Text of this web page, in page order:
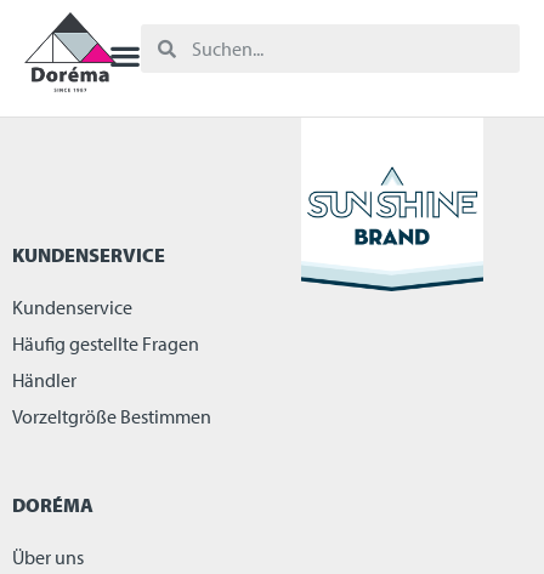
KUNDENSERVICE
Kundenservice
Häufig gestellte Fragen
Händler
Vorzeltgröße Bestimmen
DORÉMA
Über uns